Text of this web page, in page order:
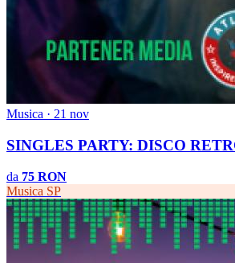
Musica · 21 nov
SINGLES PARTY: DISCO
da 75 RON
Musica SP